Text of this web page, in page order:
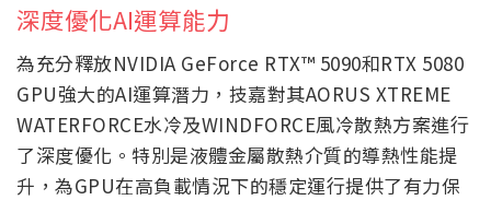
深度優化AI運算能力
為充分釋放NVIDIA GeForce RTX™ 5090和RTX 5080
GPU強大的AI運算潛力，技嘉對其AORUS XTREME
WATERFORCE水冷及WINDFORCE風冷散熱方案進行
了深度優化。特別是液體金屬散熱介質的導熱性能提
升，為GPU在高負載情況下的穩定運行提供了有力保